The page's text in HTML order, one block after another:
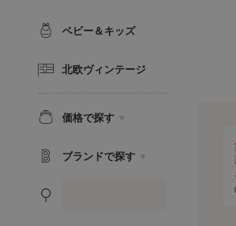
ベビー＆キッズ
北欧ヴィンテージ
価格で探す
ブランドで探す